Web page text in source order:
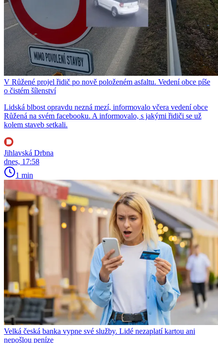
V Růžené projel řidič po nově položeném asfaltu. Vedení obce píše
o čistém šílenství
Lidská blbost opravdu nezná mezí, informovalo včera vedení obce
Růžená na svém facebooku. A informovalo, s jakými řidiči se už
kolem staveb setkali.
Jihlavská Drbna
dnes, 17:58
1 min
Velká česká banka vypne své služby. Lidé nezaplatí kartou ani
nepošlou peníze